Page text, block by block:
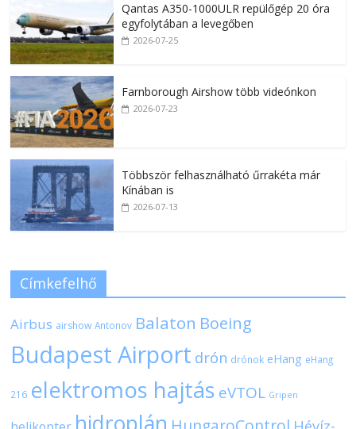
Qantas A350-1000ULR repülőgép 20 óra
egyfolytában a levegőben
2026-07-25
Farnborough Airshow több videónkon
2026-07-23
Többször felhasználható űrrakéta már
Kínában is
2026-07-13
Címkefelhő
Airbus airshow Antonov Balaton Boeing
Budapest Airport drón drónok eHang eHang
216 elektromos hajtás eVTOL Gripen